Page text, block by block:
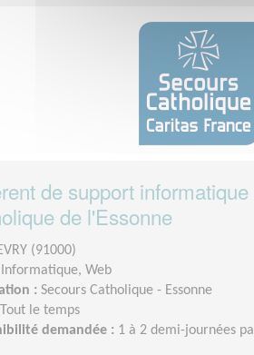
de support
de l'Essonne
(91000)
Informatique, Web
: Secours Catholique - Essonne
Tout le temps
demandée : 1 à 2 demi-journées